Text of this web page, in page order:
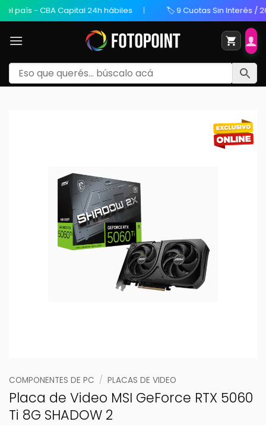
- CBA Capital 24h hábiles 🏷️ 9 Cuotas Sin Interés / 20%
COMPONENTES DE PC / PLACAS DE VIDEO
Placa de Video MSI GeForce RTX 5060
Ti 8G SHADOW 2